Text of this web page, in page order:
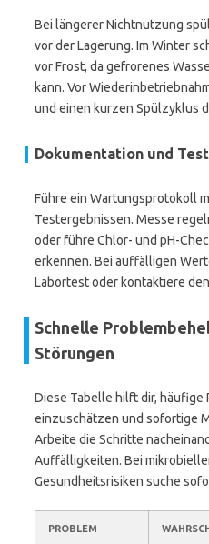
Bei längerer Nichtnutzung
vor der Lagerung. Im Winter
vor Frost, da gefrorenes
kann. Vor
und einen kurzen Spülzyklus
Dokumentation und
Führe ein Wartungsprotokoll
Testergebnissen. Messe
oder führe Chlor- und pH-
erkennen. Bei auffälligen
Labortest oder kontaktiere
Schnelle
Störungen
Diese Tabelle hilft dir, häufige
einzuschätzen und sofortige
Arbeite die Schritte
Auffälligkeiten. Bei
Gesundheitsrisiken suche
PROBLEM